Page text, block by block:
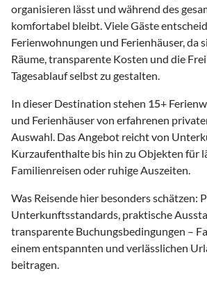
organisieren lässt und während des
komfortabel bleibt. Viele Gäste
Ferienwohnungen und Ferienhäuser, da
Räume, transparente Kosten und die
Tagesablauf selbst zu gestalten.
In dieser Destination stehen 15+
und Ferienhäuser von erfahrenen
Auswahl. Das Angebot reicht von
Kurzaufenthalte bis hin zu Objekten für
Familienreisen oder ruhige Auszeiten.
Was Reisende hier besonders schätzen:
Unterkunftsstandards, praktische
transparente Buchungsbedingungen –
einem entspannten und verlässlichen
beitragen.